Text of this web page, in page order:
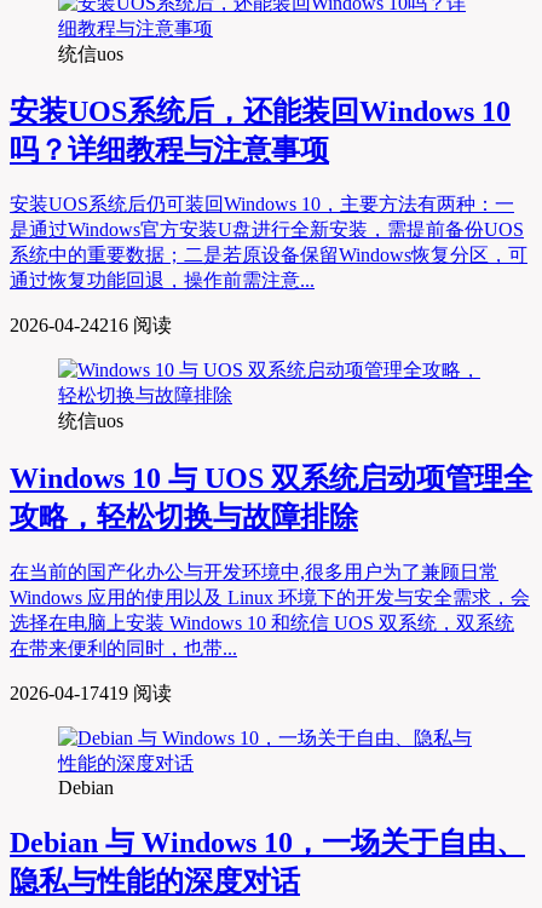
统信uos
安装UOS系统后，还能装回Windows 10
吗？详细教程与注意事项
安装UOS系统后仍可装回Windows 10，主要方法有两种：一
是通过Windows官方安装U盘进行全新安装，需提前备份UOS
系统中的重要数据；二是若原设备保留Windows恢复分区，可
通过恢复功能回退，操作前需注意...
2026-04-24216 阅读
统信uos
Windows 10 与 UOS 双系统启动项管理全
攻略，轻松切换与故障排除
在当前的国产化办公与开发环境中,很多用户为了兼顾日常
Windows 应用的使用以及 Linux 环境下的开发与安全需求，会
选择在电脑上安装 Windows 10 和统信 UOS 双系统，双系统
在带来便利的同时，也带...
2026-04-17419 阅读
Debian
Debian 与 Windows 10，一场关于自由、
隐私与性能的深度对话